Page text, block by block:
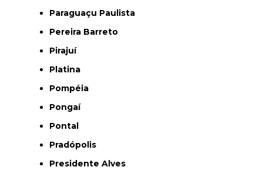
Paraguaçu Paulista
Pereira Barreto
Pirajuí
Platina
Pompéia
Pongaí
Pontal
Pradópolis
Presidente Alves